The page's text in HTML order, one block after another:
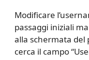
Modificare
passaggi iniziali
alla schermata del
cerca il campo